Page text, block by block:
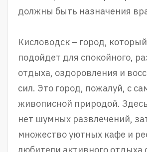
должны быть назначения
Кисловодск – город,
подойдет для спокойного,
отдыха, оздоровления и
сил. Это город, пожалуй, с
живописной природой.
нет шумных развлечений,
множество уютных кафе и